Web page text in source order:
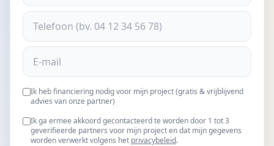
Ik heb financiering nodig voor mijn project (gratis & vrijblijvend
advies van onze partner)
Ik ga ermee akkoord gecontacteerd te worden door 1 tot 3
geverifieerde partners voor mijn project en dat mijn gegevens
worden verwerkt volgens het privacybeleid.